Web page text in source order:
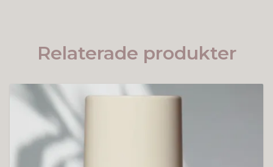
Relaterade produkter